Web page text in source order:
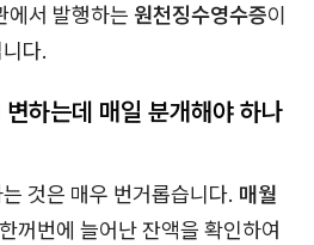
에서 발행하는 원천징수영수증이
다.
하는데 매일 분개해야 하나
것은 매우 번거롭습니다. 매월
꺼번에 늘어난 잔액을 확인하여